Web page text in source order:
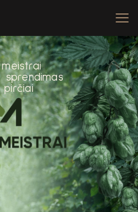
meistrai
sprendimas
pirčiai